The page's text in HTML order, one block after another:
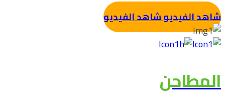
شاهد الفيديوشاهد الفيديو
المطاحن